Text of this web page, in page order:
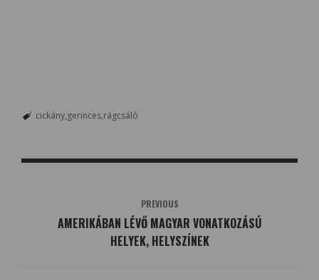
cickány gerinces rágcsáló
PREVIOUS
AMERIKÁBAN LÉVŐ MAGYAR VONATKOZÁSÚ
HELYEK, HELYSZÍNEK